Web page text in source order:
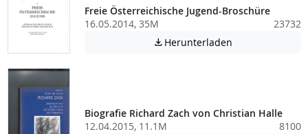
Freie Österreichische Jugend-Broschüre
16.05.2014, 35M
23732
 Herunterladen
Biografie Richard Zach von Christian Halle
12.04.2015, 11.1M
8100